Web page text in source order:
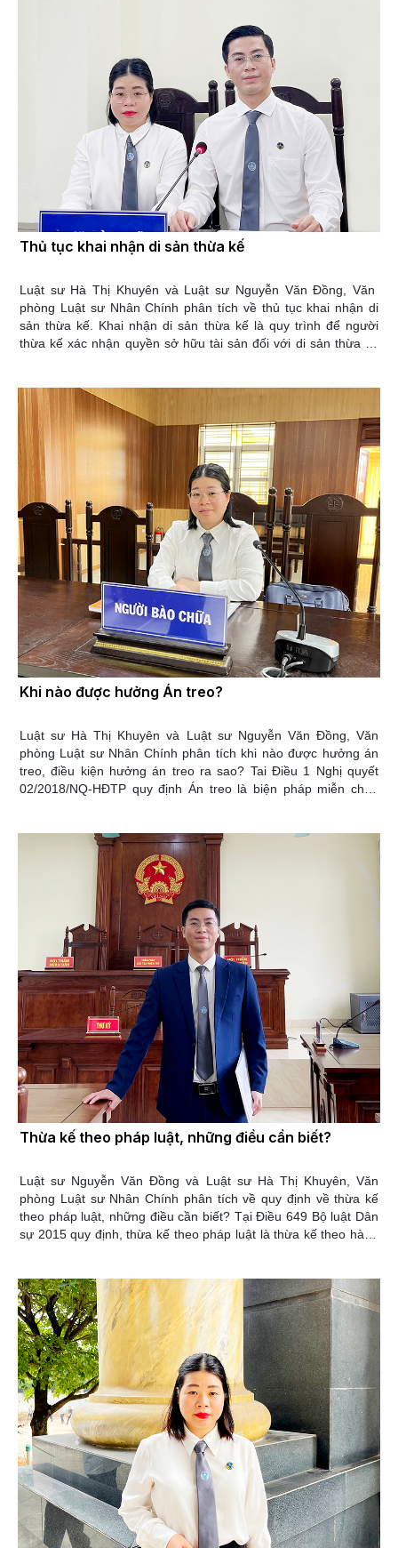
61, 62, 63 và 64 Luật Hôn nhân và gia đình 2014. Trong trường
hợp chế độ tài sản của vợ chồng theo thỏa thuận thì việc giải
quyết tài sản khi ly hôn được áp dụng theo thỏa thuận đó; nếu
thỏa thuận không đầy đủ, rõ ràng thì áp dụng quy định tương
ứng tại các khoản 2, 3, 4 và 5 Điều 59 Luật Hôn nhân và gia
đình 2014 và tại các Điều 60, 61, 62, 63 và 64 Luật Hôn nhân
và gia đình 2014 để giải quyết.
Thủ tục khai nhận di sản thừa kế
Luật sư Hà Thị Khuyên và Luật sư Nguyễn Văn Đồng, Văn
phòng Luật sư Nhân Chính phân tích về thủ tục khai nhận di
sản thừa kế. Khai nhận di sản thừa kế là quy trình để người
thừa kế xác nhận quyền sở hữu tài sản đối với di sản thừa kế
thừa kế, việc chuyển giao quyền sở hữu tài sản từ người chết
sang người thừa kế được thực hiện thông qua 02 bước: khai
nhận di sản và thỏa thuận phân chia di sản.
Khi nào được hưởng Án treo?
Luật sư Hà Thị Khuyên và Luật sư Nguyễn Văn Đồng, Văn
phòng Luật sư Nhân Chính phân tích khi nào được hưởng án
treo, điều kiện hưởng án treo ra sao? Tai Điều 1 Nghị quyết
02/2018/NQ-HĐTP quy định Án treo là biện pháp miễn chấp
thân của người phạm tội và các tình tiết giảm nhẹ, xét thấy
không cần bắt họ phải chấp hành hình phạt tù. Tại Điều 2 Nghị
quyết 02/2018/NQ-HĐTP được sửa đổi và bổ sung bởi khoản 1
Điều 1 Nghị quyết 01/2022/NQ-HĐTP quy định về điều kiện cho
người bị kết án phạt tù được hưởng án treo như sau:
Thừa kế theo pháp luật, những điều cần biết?
Luật sư Nguyễn Văn Đồng và Luật sư Hà Thị Khuyên, Văn
phòng Luật sư Nhân Chính phân tích về quy định về thừa kế
theo pháp luật, những điều cần biết? Tại Điều 649 Bộ luật Dân
sự 2015 quy định, thừa kế theo pháp luật là thừa kế theo hàng
chia thừa kế theo pháp luật trong các trường hợp sau đây:
Không có di chúc; Di chúc không hợp pháp; Những người thừa
kế theo di chúc chết trước hoặc chết cùng thời điểm với người
lập di chúc; cơ quan, tổ chức được hưởng thừa kế theo di chúc
không còn tồn tại vào thời điểm mở thừa kế; Những người
được chỉ định làm người thừa kế theo di chúc mà không có
quyền hưởng di sản hoặc từ chối nhận di sản.